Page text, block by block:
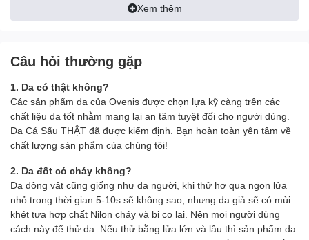
Xem thêm
Câu hỏi thường gặp
1. Da có thật không?
Các sản phẩm da của Ovenis được chọn lựa kỹ càng trên các
chất liệu da tốt nhằm mang lại an tâm tuyệt đối cho người dùng.
Da Cá Sấu THẬT đã được kiểm định. Bạn hoàn toàn yên tâm về
chất lượng sản phẩm của chúng tôi!
2. Da đốt có cháy không?
Da động vật cũng giống như da người, khi thử hơ qua ngọn lửa
nhỏ trong thời gian 5-10s sẽ không sao, nhưng da giả sẽ có mùi
khét tựa hợp chất Nilon cháy và bị co lại. Nên mọi người dùng
cách này để thử da. Nếu thử bằng lửa lớn và lâu thì sản phẩm da